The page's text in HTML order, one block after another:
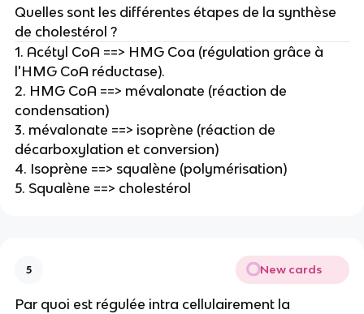
Quelles sont les différentes étapes de la synthèse
de cholestérol ?
1. Acétyl CoA ==> HMG Coa (régulation grâce à
l'HMG CoA réductase).
2. HMG CoA ==> mévalonate (réaction de
condensation)
3. mévalonate ==> isoprène (réaction de
décarboxylation et conversion)
4. Isoprène ==> squalène (polymérisation)
5. Squalène ==> cholestérol
5 New cards
Par quoi est régulée intra cellulairement la